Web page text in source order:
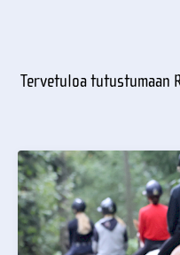
Tervetuloa tutustumaan